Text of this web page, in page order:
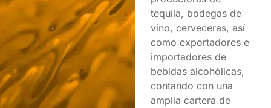
tequila, bodegas de
vino, cerveceras, así
como exportadores e
importadores de
bebidas alcohólicas,
contando con una
amplia cartera de